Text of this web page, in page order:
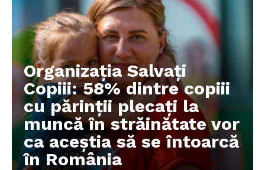
Organizația Salvați
Copiii: 58% dintre copiii
cu părinții plecați la
muncă în străinătate vor
ca aceștia să se întoarcă
în România